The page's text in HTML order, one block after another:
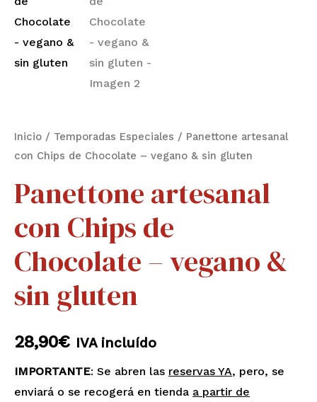
Inicio / Temporadas Especiales / Panettone artesanal
con Chips de Chocolate – vegano & sin gluten
Panettone artesanal
con Chips de
Chocolate – vegano &
sin gluten
28,90€ IVA incluído
IMPORTANTE: Se abren las reservas YA, pero, se
enviará o se recogerá en tienda a partir de